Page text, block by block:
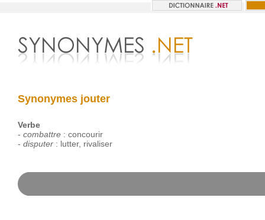
Synonymes jouter
Verbe
- combattre: concourir
- disputer: lutter, rivaliser